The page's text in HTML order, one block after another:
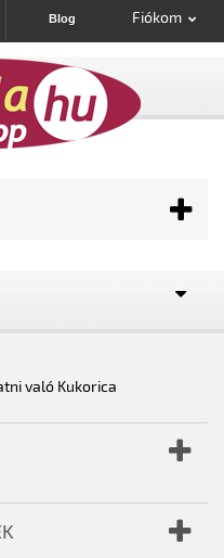
Fiókom
Blog
való Kukorica